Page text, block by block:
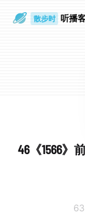
散步时 听播
46《1566》